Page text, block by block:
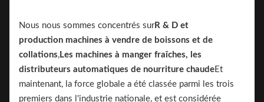
Nous nous sommes concentrés surR & D et
production machines à vendre de boissons et de
collations, Les machines à manger fraîches, les
distributeurs automatiques de nourriture chaudeEt
maintenant, la force globale a été classée parmi les trois
premiers dans l'industrie nationale, et est considérée